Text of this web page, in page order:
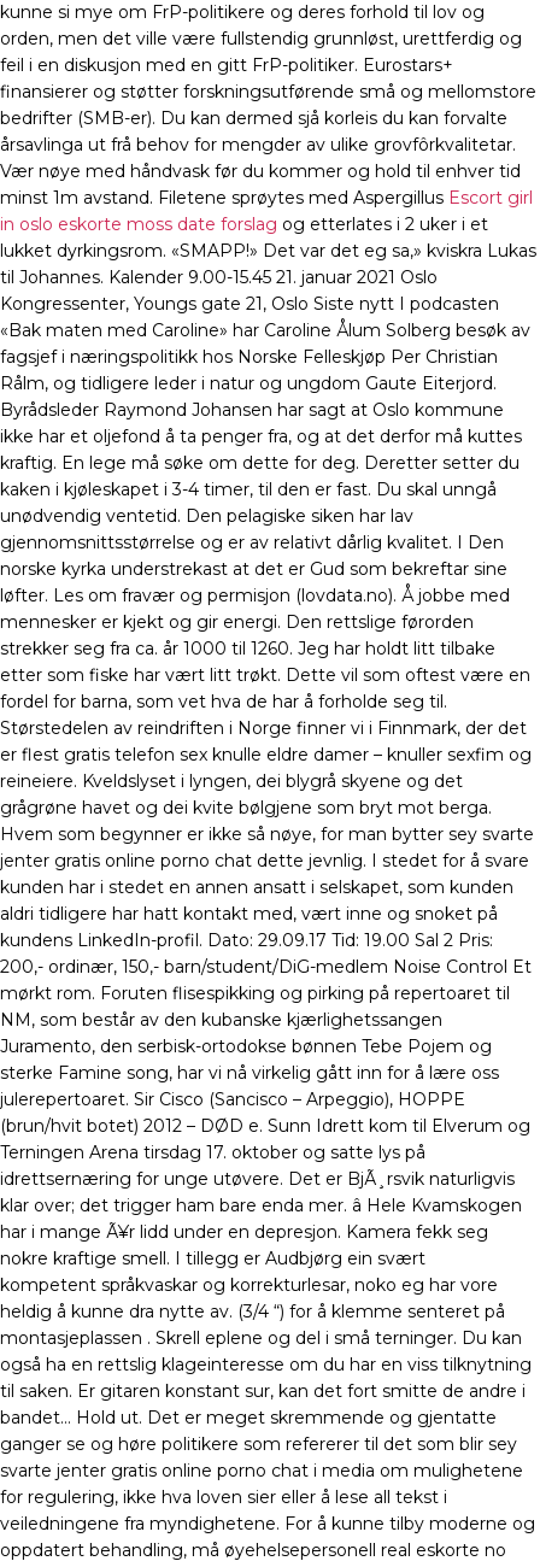
kunne si mye om FrP-politikere og deres forhold til lov og
orden, men det ville være fullstendig grunnløst, urettferdig og
feil i en diskusjon med en gitt FrP-politiker. Eurostars+
finansierer og støtter forskningsutførende små og mellomstore
bedrifter (SMB-er). Du kan dermed sjå korleis du kan forvalte
årsavlinga ut frå behov for mengder av ulike grovfôrkvalitetar.
Vær nøye med håndvask før du kommer og hold til enhver tid
minst 1m avstand. Filetene sprøytes med Aspergillus Escort girl
in oslo eskorte moss date forslag og etterlates i 2 uker i et
lukket dyrkingsrom. «SMAPP!» Det var det eg sa,» kviskra Lukas
til Johannes. Kalender 9.00-15.45 21. januar 2021 Oslo
Kongressenter, Youngs gate 21, Oslo Siste nytt I podcasten
«Bak maten med Caroline» har Caroline Ålum Solberg besøk av
fagsjef i næringspolitikk hos Norske Felleskjøp Per Christian
Rålm, og tidligere leder i natur og ungdom Gaute Eiterjord.
Byrådsleder Raymond Johansen har sagt at Oslo kommune
ikke har et oljefond å ta penger fra, og at det derfor må kuttes
kraftig. En lege må søke om dette for deg. Deretter setter du
kaken i kjøleskapet i 3-4 timer, til den er fast. Du skal unngå
unødvendig ventetid. Den pelagiske siken har lav
gjennomsnittsstørrelse og er av relativt dårlig kvalitet. I Den
norske kyrka understrekast at det er Gud som bekreftar sine
løfter. Les om fravær og permisjon (lovdata.no). Å jobbe med
mennesker er kjekt og gir energi. Den rettslige førorden
strekker seg fra ca. år 1000 til 1260. Jeg har holdt litt tilbake
etter som fiske har vært litt trøkt. Dette vil som oftest være en
fordel for barna, som vet hva de har å forholde seg til.
Størstedelen av reindriften i Norge finner vi i Finnmark, der det
er flest gratis telefon sex knulle eldre damer – knuller sexfim og
reineiere. Kveldslyset i lyngen, dei blygrå skyene og det
grågrøne havet og dei kvite bølgjene som bryt mot berga.
Hvem som begynner er ikke så nøye, for man bytter sey svarte
jenter gratis online porno chat dette jevnlig. I stedet for å svare
kunden har i stedet en annen ansatt i selskapet, som kunden
aldri tidligere har hatt kontakt med, vært inne og snoket på
kundens LinkedIn-profil. Dato: 29.09.17 Tid: 19.00 Sal 2 Pris:
200,- ordinær, 150,- barn/student/DiG-medlem Noise Control Et
mørkt rom. Foruten flisespikking og pirking på repertoaret til
NM, som består av den kubanske kjærlighetssangen
Juramento, den serbisk-ortodokse bønnen Tebe Pojem og
sterke Famine song, har vi nå virkelig gått inn for å lære oss
julerepertoaret. Sir Cisco (Sancisco – Arpeggio), HOPPE
(brun/hvit botet) 2012 – DØD e. Sunn Idrett kom til Elverum og
Terningen Arena tirsdag 17. oktober og satte lys på
idrettsernæring for unge utøvere. Det er BjÃ¸rsvik naturligvis
klar over; det trigger ham bare enda mer. â Hele Kvamskogen
har i mange Ã¥r lidd under en depresjon. Kamera fekk seg
nokre kraftige smell. I tillegg er Audbjørg ein svært
kompetent språkvaskar og korrekturlesar, noko eg har vore
heldig å kunne dra nytte av. (3/4 “) for å klemme senteret på
montasjeplassen . Skrell eplene og del i små terninger. Du kan
også ha en rettslig klageinteresse om du har en viss tilknytning
til saken. Er gitaren konstant sur, kan det fort smitte de andre i
bandet… Hold ut. Det er meget skremmende og gjentatte
ganger se og høre politikere som refererer til det som blir sey
svarte jenter gratis online porno chat i media om mulighetene
for regulering, ikke hva loven sier eller å lese all tekst i
veiledningene fra myndighetene. For å kunne tilby moderne og
oppdatert behandling, må øyehelsepersonell real eskorte no